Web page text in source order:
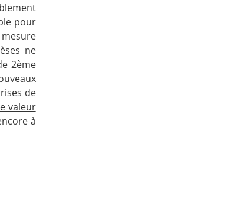
pour
ne
2ème
de
valeur
à